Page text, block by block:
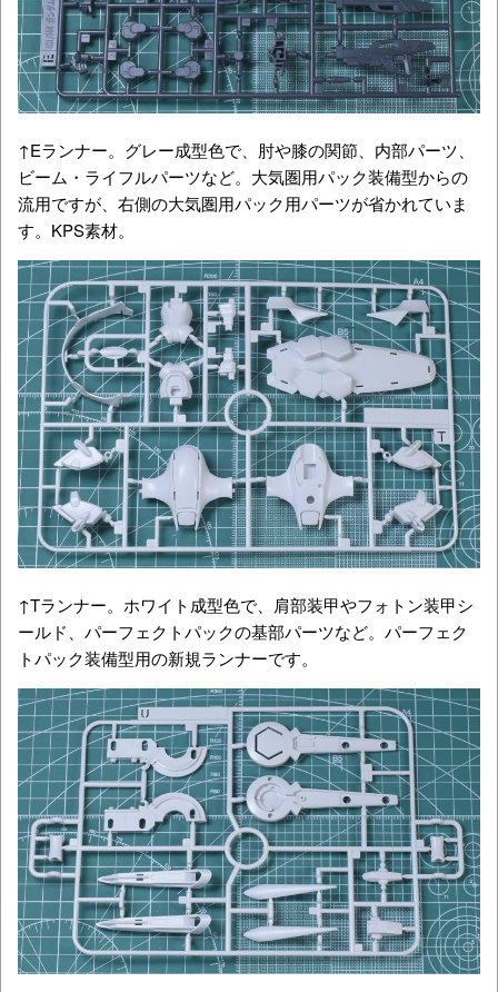
↑Eランナー。グレー成型色で、肘や膝の関節、内部パーツ、
ビーム・ライフルパーツなど。大気圏用パック装備型からの
流用ですが、右側の大気圏用パック用パーツが省かれていま
す。KPS素材。
↑Tランナー。ホワイト成型色で、肩部装甲やフォトン装甲シ
ールド、パーフェクトパックの基部パーツなど。パーフェク
トパック装備型用の新規ランナーです。